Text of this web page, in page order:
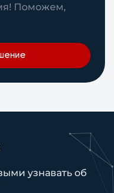
Поможем,
узнавать об